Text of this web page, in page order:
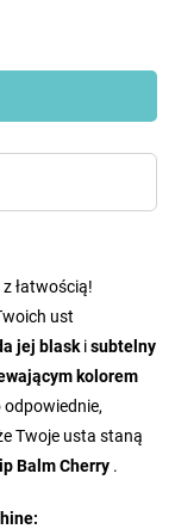
łatwością!
ust
jej blask isubtelny
kolorem
odpowiednie,
Twoje usta staną
Balm Cherry .